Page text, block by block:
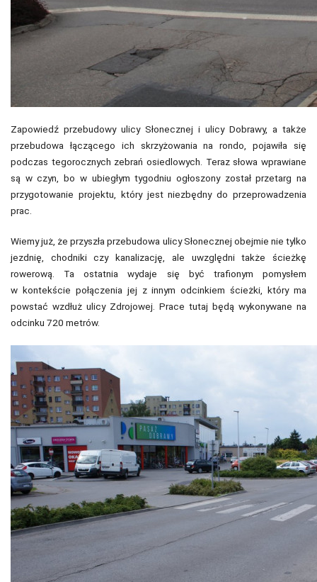
Zapowiedź przebudowy ulicy Słonecznej i ulicy Dobrawy, a także
przebudowa łączącego ich skrzyżowania na rondo, pojawiła się
podczas tegorocznych zebrań osiedlowych. Teraz słowa wprawiane
są w czyn, bo w ubiegłym tygodniu ogłoszony został przetarg na
przygotowanie projektu, który jest niezbędny do przeprowadzenia
prac.
Wiemy już, że przyszła przebudowa ulicy Słonecznej obejmie nie tylko
jezdnię, chodniki czy kanalizację, ale uwzględni także ścieżkę
rowerową. Ta ostatnia wydaje się być trafionym pomysłem
w kontekście połączenia jej z innym odcinkiem ścieżki, który ma
powstać wzdłuż ulicy Zdrojowej. Prace tutaj będą wykonywane na
odcinku 720 metrów.